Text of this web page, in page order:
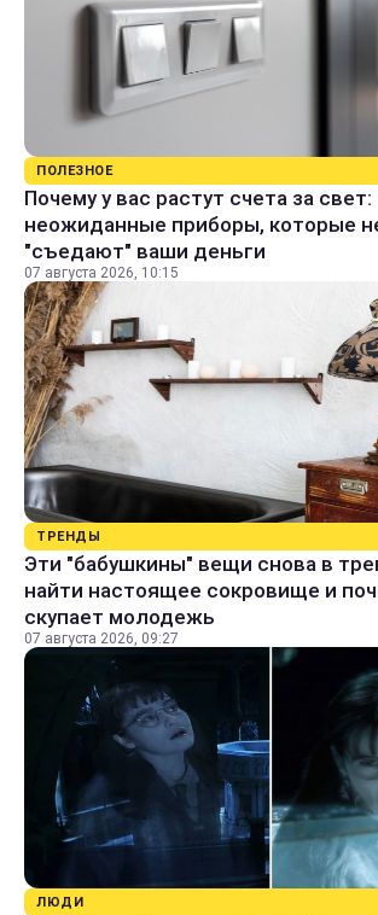
ПОЛЕЗНОЕ
Почему у вас растут счета за свет:
неожиданные приборы, которые
"съедают" ваши деньги
07 августа 2026, 10:15
ТРЕНДЫ
Эти "бабушкины" вещи снова в
найти настоящее сокровище и
скупает молодежь
07 августа 2026, 09:27
ЛЮДИ